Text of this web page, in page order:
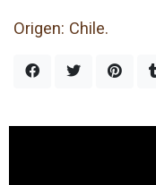
Origen: Chile.